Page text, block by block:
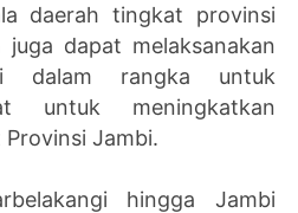
daerah tingkat provinsi
dapat melaksanakan
dalam rangka untuk
untuk meningkatkan
Jambi.
hingga Jambi